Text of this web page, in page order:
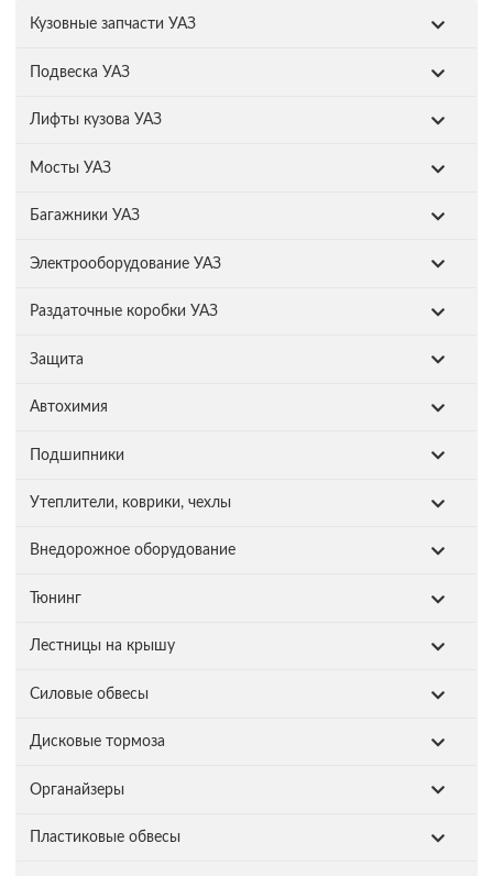
Кузовные запчасти УАЗ
Подвеска УАЗ
Лифты кузова УАЗ
Мосты УАЗ
Багажники УАЗ
Электрооборудование УАЗ
Раздаточные коробки УАЗ
Защита
Автохимия
Подшипники
Утеплители, коврики, чехлы
Внедорожное оборудование
Тюнинг
Лестницы на крышу
Силовые обвесы
Дисковые тормоза
Органайзеры
Пластиковые обвесы